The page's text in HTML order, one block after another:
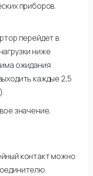
приборов.
перейдет в
ниже
ожидания
каждые 2,5
значение,
контакт можно